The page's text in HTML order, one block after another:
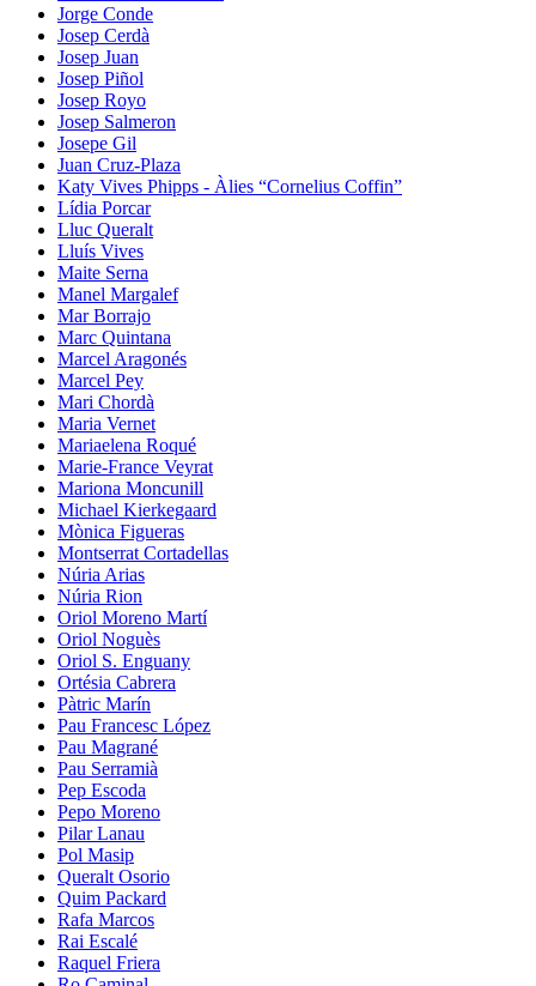
Jorge Conde
Josep Cerdà
Josep Juan
Josep Piñol
Josep Royo
Josep Salmeron
Josepe Gil
Juan Cruz-Plaza
Katy Vives Phipps - Àlies “Cornelius Coffin”
Lídia Porcar
Lluc Queralt
Lluís Vives
Maite Serna
Manel Margalef
Mar Borrajo
Marc Quintana
Marcel Aragonés
Marcel Pey
Mari Chordà
Maria Vernet
Mariaelena Roqué
Marie-France Veyrat
Mariona Moncunill
Michael Kierkegaard
Mònica Figueras
Montserrat Cortadellas
Núria Arias
Núria Rion
Oriol Moreno Martí
Oriol Noguès
Oriol S. Enguany
Ortésia Cabrera
Pàtric Marín
Pau Francesc López
Pau Magrané
Pau Serramià
Pep Escoda
Pepo Moreno
Pilar Lanau
Pol Masip
Queralt Osorio
Quim Packard
Rafa Marcos
Rai Escalé
Raquel Friera